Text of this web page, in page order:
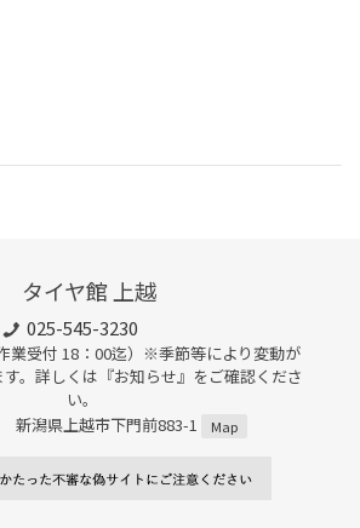
タイヤ館 上越
025-545-3230
業受付 18：00迄）※季節等により変動が
。詳しくは『お知らせ』をご確認くださ
い。
新潟県上越市下門前883-1
Map